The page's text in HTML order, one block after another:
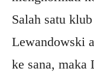
Salah satu
Lewandowski
ke sana, maka